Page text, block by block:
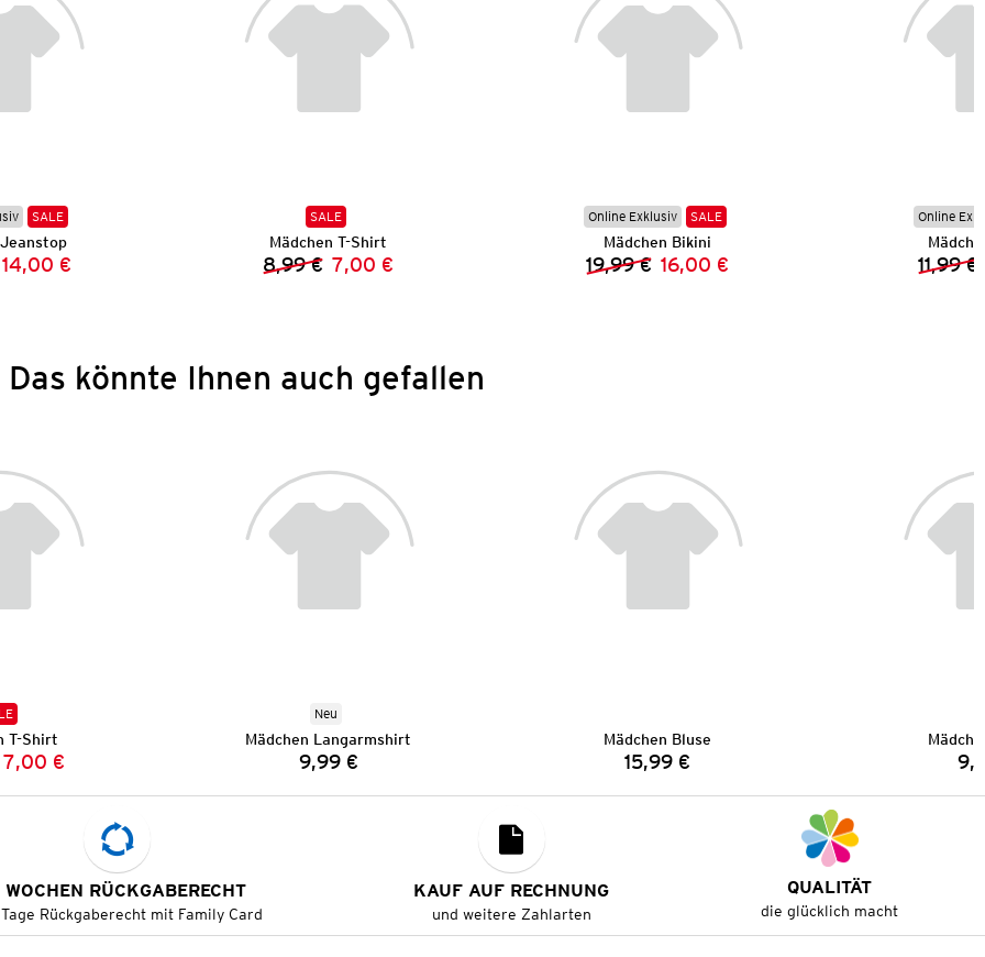
SALE
Preis:
Preis:
14,00 €
SALE
Mädchen T-Shirt
Vorheriger Preis:
8,99 € Neuer Preis:
7,00 €
Online Exklusiv SALE
Mädchen Bikini
Vorheriger Preis:
19,99 € Neuer Preis:
16,00 €
Online
11,99 €
Das könnte Ihnen auch gefallen
T-Shirt
Preis:
Preis:
7,00 €
Neu
Mädchen Langarmshirt
Preis:
9,99 €
Mädchen Bluse
Preis:
15,99 €
RÜCKGABERECHT
Rückgaberecht mit Family Card
KAUF AUF RECHNUNG
und weitere Zahlarten
QUALITÄT
die glücklich macht